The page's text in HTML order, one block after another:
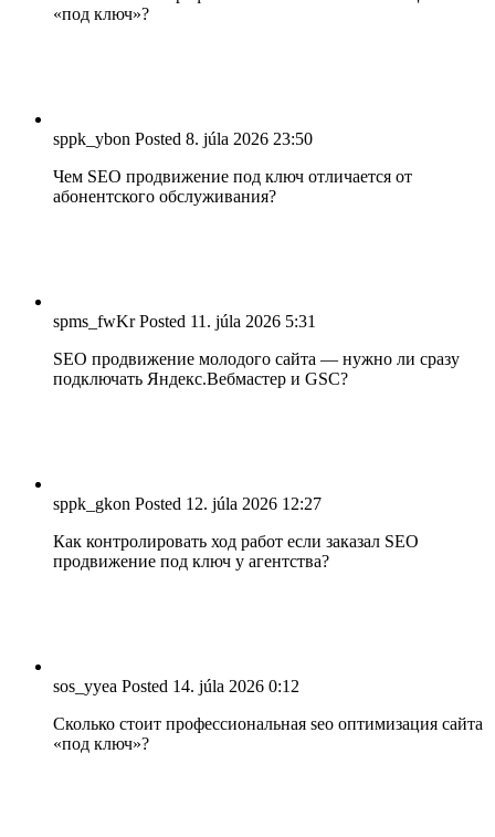
«под ключ»?
sppk_ybon Posted 8. júla 2026 23:50
Чем SEO продвижение под ключ отличается от
абонентского обслуживания?
spms_fwKr Posted 11. júla 2026 5:31
SEO продвижение молодого сайта — нужно ли сразу
подключать Яндекс.Вебмастер и GSC?
sppk_gkon Posted 12. júla 2026 12:27
Как контролировать ход работ если заказал SEO
продвижение под ключ у агентства?
sos_yyea Posted 14. júla 2026 0:12
Сколько стоит профессиональная seo оптимизация сайта
«под ключ»?